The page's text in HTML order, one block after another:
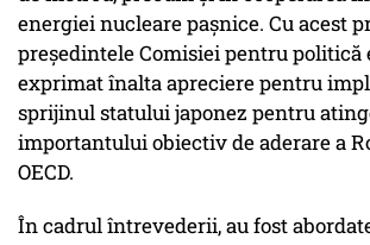
energiei nucleare pașnice. Cu acest
președintele Comisiei pentru politică
exprimat înalta apreciere pentru
sprijinul statului japonez pentru
importantului obiectiv de aderare a
OECD.
În cadrul întrevederii, au fost